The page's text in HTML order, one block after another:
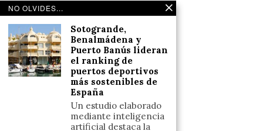
Noticias de deportes en España
Reflexiones
LINKS
Política de cookies (UE)
Términos y condiciones
NO OLVIDES...
Sotogrande,
Benalmádena y
Puerto Banús lideran
el ranking de
puertos deportivos
más sostenibles de
España
Un estudio elaborado
mediante inteligencia
artificial destaca la